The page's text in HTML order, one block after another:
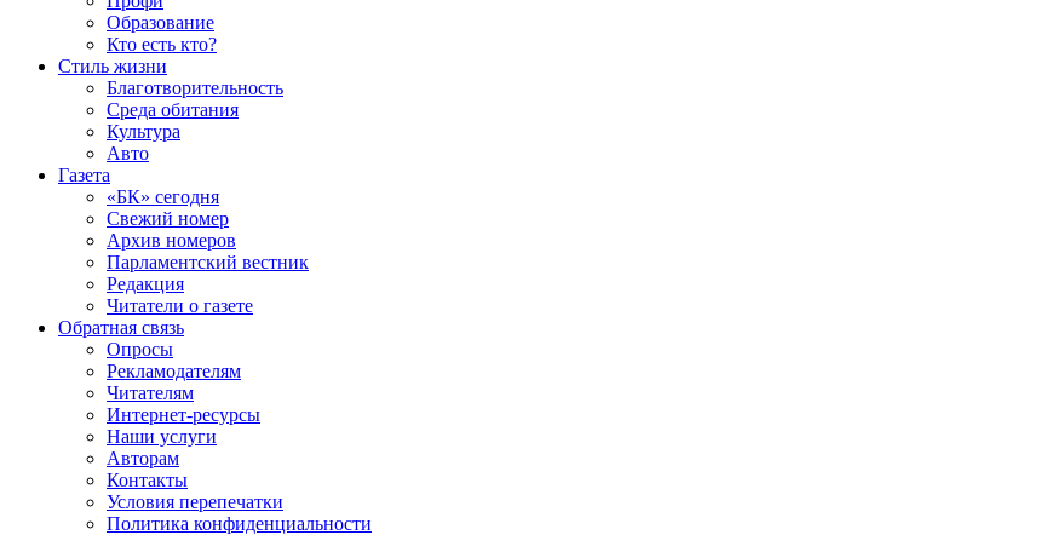
Образование
Кто есть кто?
Стиль жизни
Благотворительность
Среда обитания
Культура
Авто
Газета
«БК» сегодня
Свежий номер
Архив номеров
Парламентский вестник
Редакция
Читатели о газете
Обратная связь
Опросы
Рекламодателям
Читателям
Интернет-ресурсы
Наши услуги
Авторам
Контакты
Условия перепечатки
Политика конфиденциальности